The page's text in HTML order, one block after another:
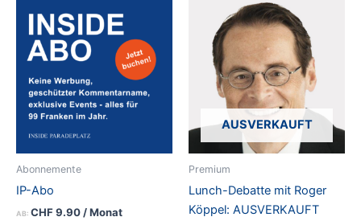
Abonnemente
IP-Abo
AB: CHF9.90/ Monat
AUSVERKAUFT
Premium
Lunch-Debatte mit Roger
Köppel: AUSVERKAUFT